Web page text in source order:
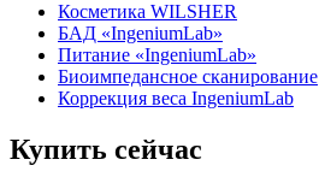
Косметика WILSHER
БАД «IngeniumLab»
Питание «IngeniumLab»
Биоимпедансное сканирование
Коррекция веса IngeniumLab
Купить сейчас